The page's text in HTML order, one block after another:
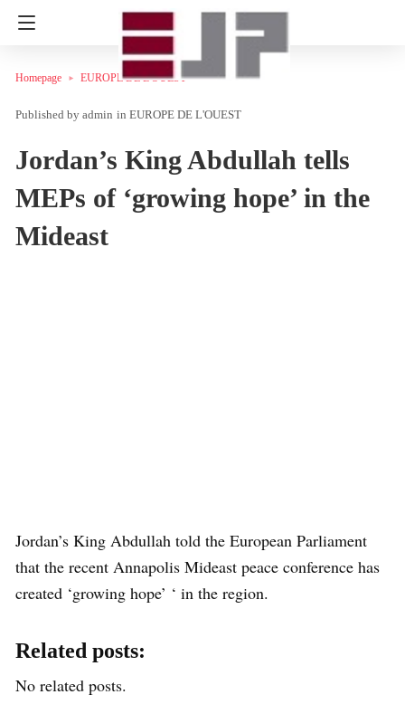
Homepage EUROPE DE L'OUEST
admin in EUROPE DE L'OUEST
Jordan’s King Abdullah tells
MEPs of ‘growing hope’ in the
Mideast
Jordan’s King Abdullah told the European Parliament
that the recent Annapolis Mideast peace conference has
created ‘growing hope’ ‘ in the region.
Related posts:
No related posts.